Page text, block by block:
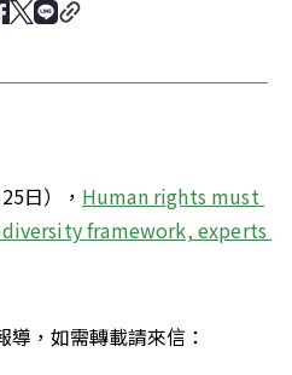
日）， Human rights must
framework, experts
，如需轉載請來信：